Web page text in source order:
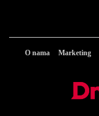
O nama Marketing